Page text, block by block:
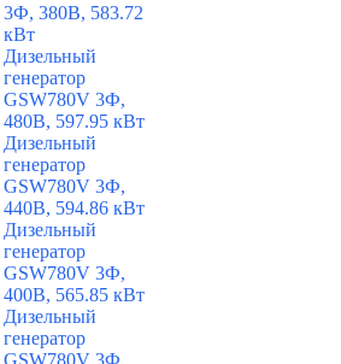
3Ф, 380В, 583.72
кВт
Дизельный
генератор
GSW780V 3Ф,
480В, 597.95 кВт
Дизельный
генератор
GSW780V 3Ф,
440В, 594.86 кВт
Дизельный
генератор
GSW780V 3Ф,
400В, 565.85 кВт
Дизельный
генератор